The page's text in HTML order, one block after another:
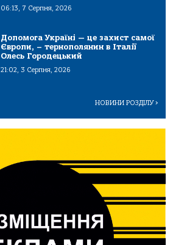
06:13, 7 Серпня, 2026
Допомога Україні — це захист самої
Європи, – тернополянин в Італії
Олесь Городецький
21:02, 3 Серпня, 2026
НОВИНИ РОЗДІЛУ>